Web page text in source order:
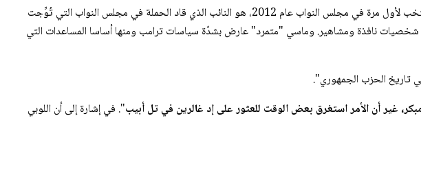
لأن توماس ماسي، الذي انتخب لأول مرة في مجلس النواب عام 2012، هو النائب الذي قاد الحملة في مجلس النواب التي تُوِّجت
شخصيات نافذة ومشاهير. وماسي "متمرد" عارض بشدّة سياسات ترامب ومنها أساسا المساعدات التي
تاريخ الحزب الجمهوري".
غير أن الأمر استغرق بعض الوقت للعثور على إد غالرين في تل أبيب". في إشارة إلى أن اللوبي